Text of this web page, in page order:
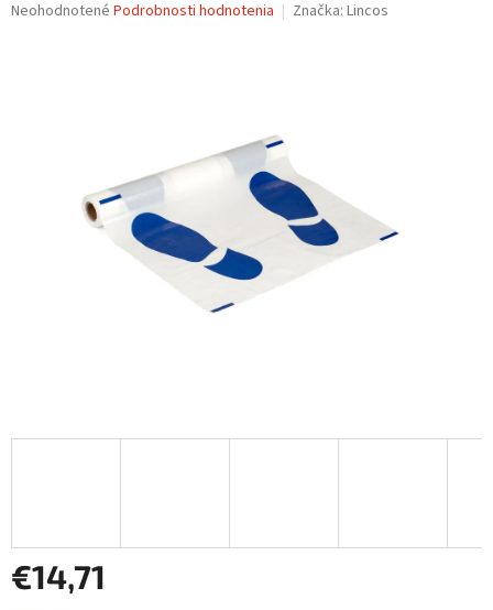
Priemerné
Neohodnotené Podrobnosti hodnotenia Značka: Lincos
€14,71